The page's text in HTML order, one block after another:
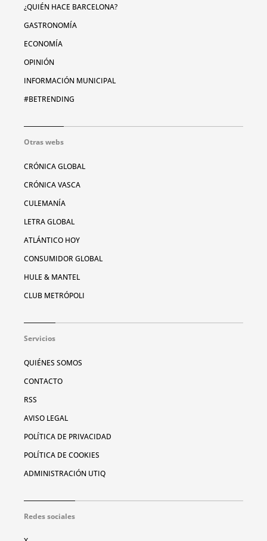
¿QUIÉN HACE BARCELONA?
GASTRONOMÍA
ECONOMÍA
OPINIÓN
INFORMACIÓN MUNICIPAL
#BETRENDING
Otras webs
CRÓNICA GLOBAL
CRÓNICA VASCA
CULEMANÍA
LETRA GLOBAL
ATLÁNTICO HOY
CONSUMIDOR GLOBAL
HULE & MANTEL
CLUB METRÓPOLI
Servicios
QUIÉNES SOMOS
CONTACTO
RSS
AVISO LEGAL
POLÍTICA DE PRIVACIDAD
POLÍTICA DE COOKIES
ADMINISTRACIÓN UTIQ
Redes sociales